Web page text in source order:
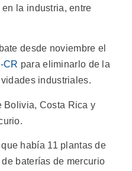
la industria, entre
desde noviembre el
CR para eliminarlo de la
industriales.
Bolivia, Costa Rica y
había 11 plantas de
baterías de mercurio